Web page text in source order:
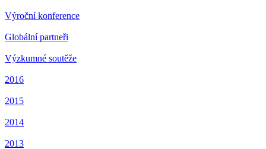
Výroční konference
Globální partneři
Výzkumné soutěže
2016
2015
2014
2013